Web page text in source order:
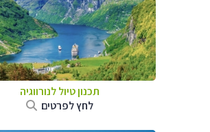
תכנון טיול לנורווגיה
לחץ לפרטים